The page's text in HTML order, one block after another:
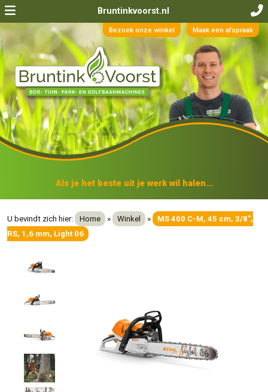
Bruntinkvoorst.nl
Bezoek onze winkel Maak een afspraak
Als je het beste uit je werk wil halen...
U bevindt zich hier: Home » Winkel »
MS 400 C-M, 45 cm, 3/8",
RS, 1,6 mm, Light 06